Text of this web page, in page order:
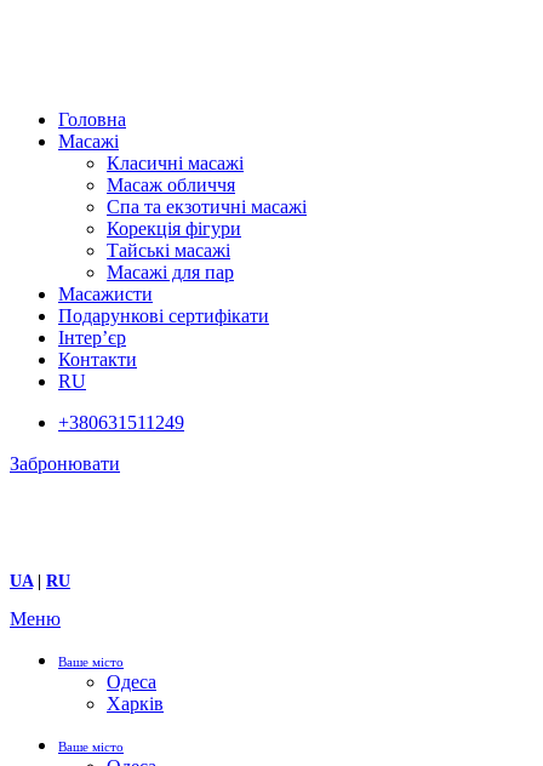
Головна
Масажі
Класичні масажі
Масаж обличчя
Спа та екзотичні масажі
Корекція фігури
Тайські масажі
Масажі для пар
Масажисти
Подарункові сертифікати
Інтер’єр
Контакти
RU
+380631511249
Забронювати
UA| RU
Меню
Ваше місто
Одеса
Харків
Ваше місто